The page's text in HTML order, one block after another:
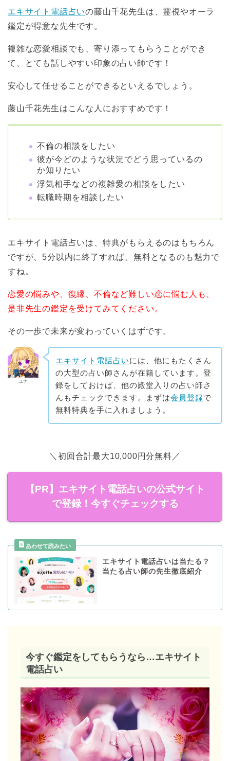
エキサイト電話占いの藤山千花先生は、霊視やオーラ
鑑定が得意な先生です。
複雑な恋愛相談でも、寄り添ってもらうことができ
て、とても話しやすい印象の占い師です！
安心して任せることができるといえるでしょう。
藤山千花先生はこんな人におすすめです！
不倫の相談をしたい
彼が今どのような状況でどう思っているの
か知りたい
浮気相手などの複雑愛の相談をしたい
転職時期を相談したい
エキサイト電話占いは、特典がもらえるのはもちろん
ですが、5分以内に終了すれば、無料となるのも魅力で
すね。
恋愛の悩みや、復縁、不倫など難しい恋に悩む人も、
是非先生の鑑定を受けてみてください。
その一歩で未来が変わっていくはずです。
ユナ
エキサイト電話占いには、他にもたくさん
の大型の占い師さんが在籍しています。登
録をしておけば、他の殿堂入りの占い師さ
んもチェックできます。まずは会員登録で
無料特典を手に入れましょう。
＼初回合計最大10,000円分無料／
【PR】エキサイト電話占いの公式サイト
で登録！今すぐチェックする
エキサイト電話占いは当たる？
当たる占い師の先生徹底紹介
今すぐ鑑定をしてもらうなら…エキサイト
電話占い